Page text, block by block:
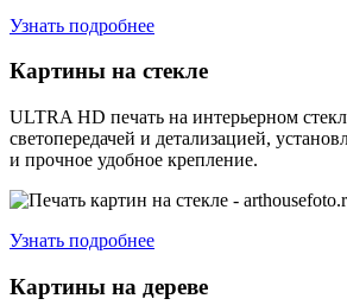
Узнать подробнее
Картины на стекле
ULTRA HD печать на интерьерном
светопередачей и детализацией,
и прочное удобное крепление.
Узнать подробнее
Картины на дереве